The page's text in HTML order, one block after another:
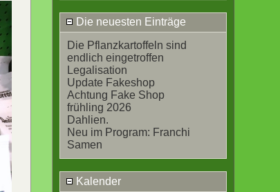
Die neuesten Einträge
Die Pflanzkartoffeln sind
endlich eingetroffen
Legalisation
Update Fakeshop
Achtung Fake Shop
frühling 2026
Dahlien.
Neu im Program: Franchi
Samen
Kalender